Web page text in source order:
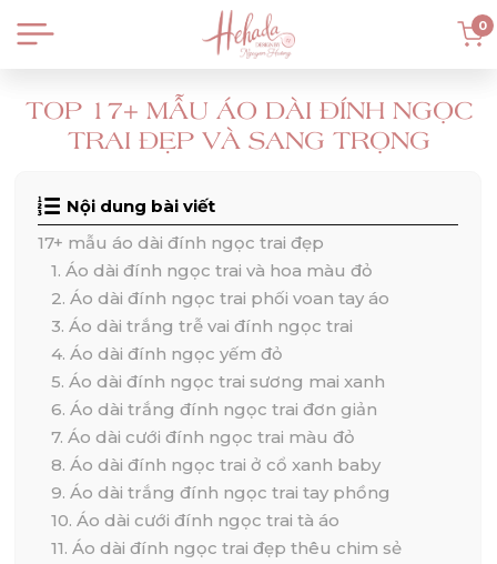
0
TOP 17+ MẪU ÁO DÀI ĐÍNH NGỌC
TRAI ĐẸP VÀ SANG TRỌNG
Nội dung bài viết
17+ mẫu áo dài đính ngọc trai đẹp
1. Áo dài đính ngọc trai và hoa màu đỏ
2. Áo dài đính ngọc trai phối voan tay áo
3. Áo dài trắng trễ vai đính ngọc trai
4. Áo dài đính ngọc yếm đỏ
5. Áo dài đính ngọc trai sương mai xanh
6. Áo dài trắng đính ngọc trai đơn giản
7. Áo dài cưới đính ngọc trai màu đỏ
8. Áo dài đính ngọc trai ở cổ xanh baby
9. Áo dài trắng đính ngọc trai tay phồng
10. Áo dài cưới đính ngọc trai tà áo
11. Áo dài đính ngọc trai đẹp thêu chim sẻ